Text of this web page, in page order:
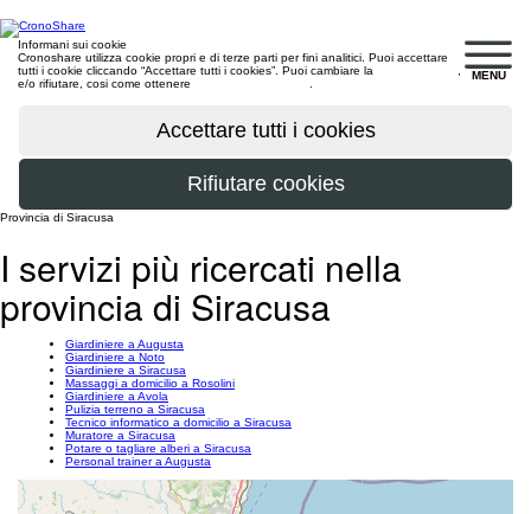
MENU
Informani sui cookie
Cronoshare utilizza cookie propri e di terze parti per fini analitici. Puoi accettare
tutti i cookie cliccando “Accettare tutti i cookies”. Puoi cambiare la
e/o rifiutare, cosi come ottenere
Provincia di Siracusa
I servizi più ricercati nella
provincia di Siracusa
Giardiniere a Augusta
Giardiniere a Noto
Giardiniere a Siracusa
Massaggi a domicilio a Rosolini
Giardiniere a Avola
Pulizia terreno a Siracusa
Tecnico informatico a domicilio a Siracusa
Muratore a Siracusa
Potare o tagliare alberi a Siracusa
Personal trainer a Augusta